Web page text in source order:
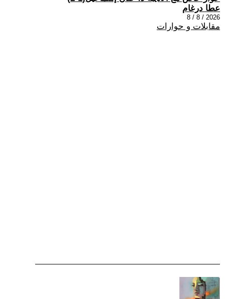
عطا درغام
2026 / 8 / 8
مقابلات و حوارات